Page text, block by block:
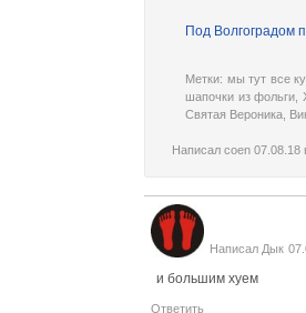
Под Волгоградом
Метки: мы тут все
шапочки из фольги
Святая Вероника
Написал coen 07.08.18
Написал Дык
и большим хуем
Ответить